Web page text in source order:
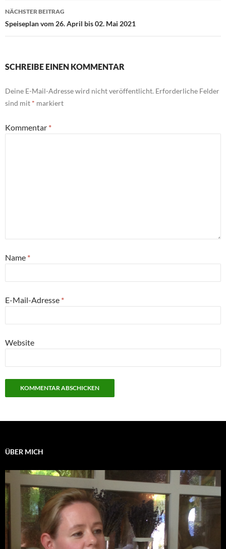
NÄCHSTER BEITRAG
Speiseplan vom 26. April bis 02. Mai 2021
SCHREIBE EINEN KOMMENTAR
Deine E-Mail-Adresse wird nicht veröffentlicht. Erforderliche Felder
sind mit * markiert
Kommentar *
Name *
E-Mail-Adresse *
Website
ÜBER MICH